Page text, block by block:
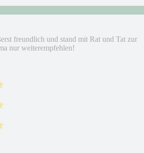
freundlich und stand mit Rat und Tat zur
nur weiterempfehlen!